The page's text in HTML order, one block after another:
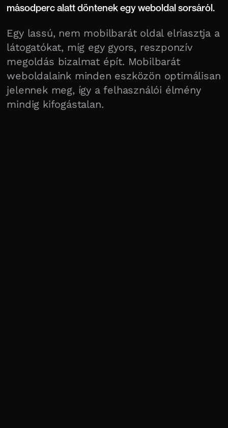
másodperc alatt döntenek egy weboldal sorsáról.
Egy lassú, nem mobilbarát oldal elriasztja a
látogatókat, míg egy gyors, reszponzív
megoldás bizalmat épít. Mobilbarát
weboldalaink minden eszközön optimálisan
jelennek meg, így a felhasználói élmény
mindig kifogástalan.